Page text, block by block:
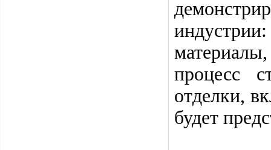
процесс
отделки,
будет